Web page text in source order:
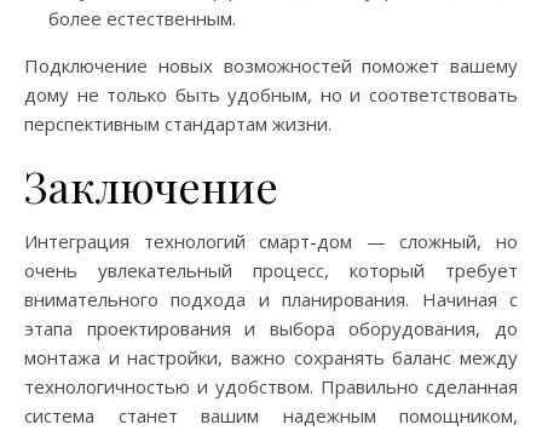
более естественным.
Подключение новых возможностей поможет вашему
дому не только быть удобным, но и соответствовать
перспективным стандартам жизни.
Заключение
Интеграция технологий смарт-дом — сложный, но
очень увлекательный процесс, который требует
внимательного подхода и планирования. Начиная с
этапа проектирования и выбора оборудования, до
монтажа и настройки, важно сохранять баланс между
технологичностью и удобством. Правильно сделанная
система станет вашим надежным помощником,